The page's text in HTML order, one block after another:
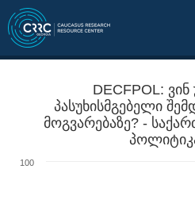
DECFPOL:
პასუხისმგებელი
მოგვარებაზე? -
100